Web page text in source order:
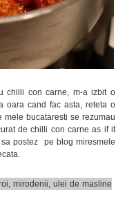
chilli con carne, m-a izbit o
oara cand fac asta, reteta o
bucataresti se rezumau
de chilli con carne as if it
postez pe blog miresmele